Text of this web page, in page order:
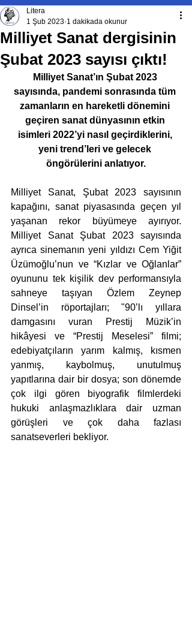
Milliyet Sanat dergisinin
Şubat 2023 sayısı çıktı!
Litera
1 Şub 2023 1 dakikada okunur
Milliyet Sanat’ın Şubat 2023
sayısında, pandemi sonrasında tüm
zamanların en hareketli dönemini
geçiren sanat dünyasının etkin
isimleri 2022’yi nasıl geçirdiklerini,
yeni trend’leri ve gelecek
öngörülerini anlatıyor.
Milliyet Sanat, Şubat 2023 sayısının
kapağını, sanat piyasasında geçen yıl
yaşanan rekor büyümeye ayırıyor.
Milliyet Sanat Şubat 2023 sayısında
ayrıca sinemanın yeni yıldızı Cem Yiğit
Üzümoğlu’nun ve “Kızlar ve Oğlanlar”
oyununu tek kişilik dev performansıyla
sahneye taşıyan Özlem Zeynep
Dinsel’in röportajları; "90’lı yıllara
damgasını vuran Prestij Müzik’in
hikâyesi ve “Prestij Meselesi” filmi;
edebiyatçıların yarım kalmış, kısmen
yanmış, kaybolmuş, unutulmuş
yapıtlarına dair bir dosya; son dönemde
çok ilgi gören biyografik filmlerdeki
hukuki anlaşmazlıklara dair uzman
görüşleri ve çok daha fazlası
sanatseverleri bekliyor.